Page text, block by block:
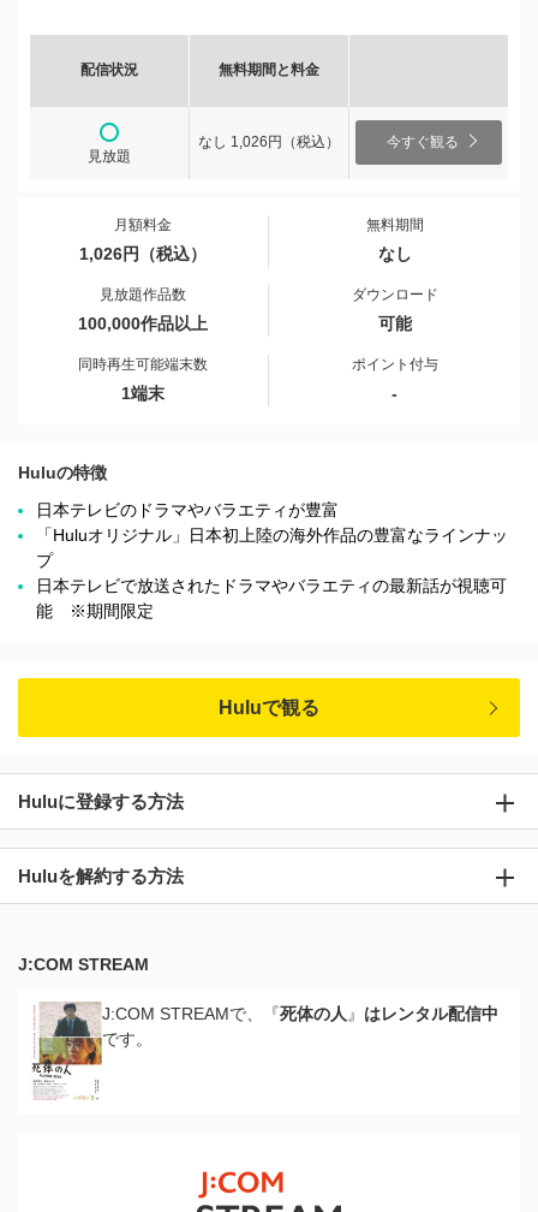
配信状況 無料期間と料金
見放題
なし 1,026円（税込） 今すぐ観る
月額料金
1,026円（税込）
無料期間
なし
見放題作品数
100,000作品以上
ダウンロード
可能
同時再生可能端末数
1端末
ポイント付与
-
Huluの特徴
日本テレビのドラマやバラエティが豊富
「Huluオリジナル」日本初上陸の海外作品の豊富なラインナッ
プ
日本テレビで放送されたドラマやバラエティの最新話が視聴可
能 ※期間限定
Huluで観る
Huluに登録する方法
Huluを解約する方法
J:COM STREAM
J:COM STREAMで、『死体の人 』 はレンタル配信中
です。